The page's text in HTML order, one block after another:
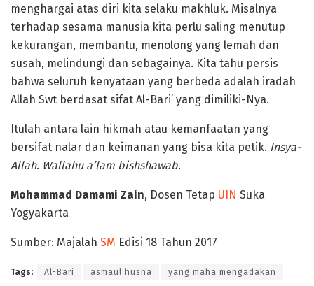
menghargai atas diri kita selaku makhluk. Misalnya
terhadap sesama manusia kita perlu saling menutup
kekurangan, membantu, menolong yang lemah dan
susah, melindungi dan sebagainya. Kita tahu persis
bahwa seluruh kenyataan yang berbeda adalah iradah
Allah Swt berdasat sifat Al-Bari’ yang dimiliki-Nya.
Itulah antara lain hikmah atau kemanfaatan yang
bersifat nalar dan keimanan yang bisa kita petik. Insya-
Allah. Wallahu a’lam bishshawab.
Mohammad Damami Zain, Dosen Tetap UIN Suka
Yogyakarta
Sumber: Majalah SM Edisi 18 Tahun 2017
Tags: Al-Bari asmaul husna yang maha mengadakan